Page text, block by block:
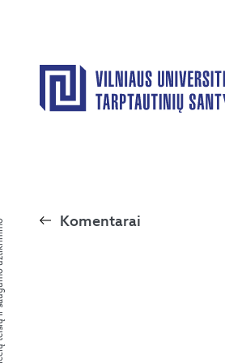
Komentarai